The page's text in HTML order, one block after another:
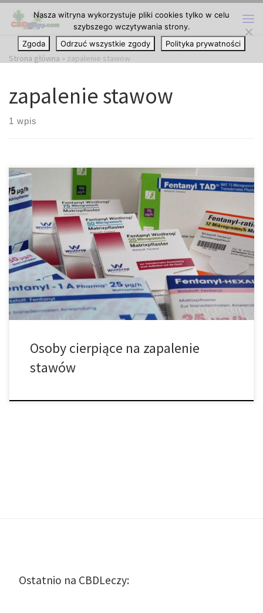
Przejdź do treści
Strona główna » zapalenie stawow
zapalenie stawow
1 wpis
Osoby cierpiące na zapalenie stawów przodują w stosowaniu
cannabis jako leku przeciwbólowego. Według szacunków, co
najmniej 54 miliony dorosłych Amerykanów zostało
zdiagnozowanych przez lekarzy pod kątem zapalenia stawów.
Wiele z tych osób zwraca się do marihuany, aby leczyć bolesne
objawy, stany zapalne i wahania nastroju. I okazuje się, że
marihuana […]
Osoby cierpiące na zapalenie
stawów
Ostatnio na CBDLeczy:
Nasza witryna wykorzystuje pliki cookies tylko w celu
szybszego wczytywania strony.
Zgoda
Odrzuć wszystkie zgody Polityka prywatności